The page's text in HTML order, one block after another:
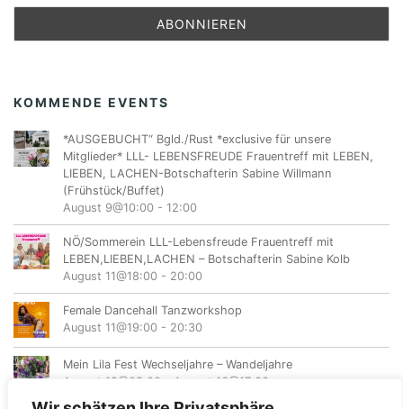
KOMMENDE EVENTS
*AUSGEBUCHT“ Bgld./Rust *exclusive für unsere
Mitglieder* LLL- LEBENSFREUDE Frauentreff mit LEBEN,
LIEBEN, LACHEN-Botschafterin Sabine Willmann
(Frühstück/Buffet)
August 9@10:00 - 12:00
NÖ/Sommerein LLL-Lebensfreude Frauentreff mit
LEBEN,LIEBEN,LACHEN – Botschafterin Sabine Kolb
August 11@18:00 - 20:00
Female Dancehall Tanzworkshop
August 11@19:00 - 20:30
Mein Lila Fest Wechseljahre – Wandeljahre
August 12@08:00
August 16@17:00